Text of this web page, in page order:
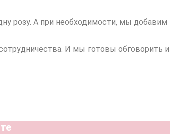
розу. А при необходимости, мы
И мы готовы обговорить